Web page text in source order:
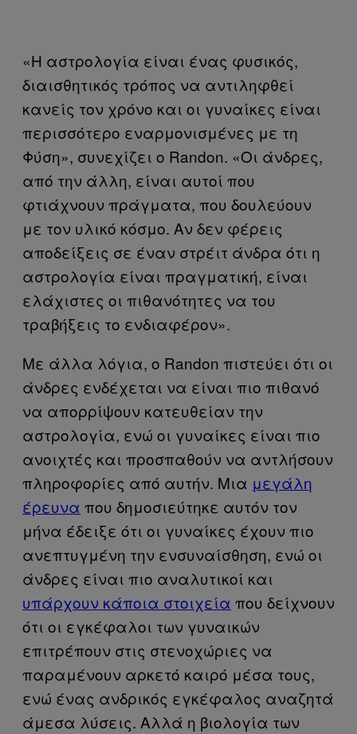
«Η αστρολογία είναι ένας φυσικός,
διαισθητικός τρόπος να αντιληφθεί
κανείς τον χρόνο και οι γυναίκες είναι
περισσότερο εναρμονισμένες με τη
Φύση», συνεχίζει ο Randon. «Οι άνδρες,
από την άλλη, είναι αυτοί που
φτιάχνουν πράγματα, που δουλεύουν
με τον υλικό κόσμο. Αν δεν φέρεις
αποδείξεις σε έναν στρέιτ άνδρα ότι η
αστρολογία είναι πραγματική, είναι
ελάχιστες οι πιθανότητες να του
τραβήξεις το ενδιαφέρον».
Με άλλα λόγια, ο Randon πιστεύει ότι οι
άνδρες ενδέχεται να είναι πιο πιθανό
να απορρίψουν κατευθείαν την
αστρολογία, ενώ οι γυναίκες είναι πιο
ανοιχτές και προσπαθούν να αντλήσουν
πληροφορίες από αυτήν. Μια μεγάλη
έρευνα που δημοσιεύτηκε αυτόν τον
μήνα έδειξε ότι οι γυναίκες έχουν πιο
ανεπτυγμένη την ενσυναίσθηση, ενώ οι
άνδρες είναι πιο αναλυτικοί και
υπάρχουν κάποια στοιχεία που δείχνουν
ότι οι εγκέφαλοι των γυναικών
επιτρέπουν στις στενοχώριες να
παραμένουν αρκετό καιρό μέσα τους,
ενώ ένας ανδρικός εγκέφαλος αναζητά
άμεσα λύσεις. Αλλά η βιολογία των